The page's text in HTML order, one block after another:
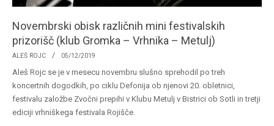
Novembrski obisk različnih mini festivalskih
prizorišč (klub Gromka – Vrhnika – Metulj)
2019-
12-
05
ALEŠ ROJC 05/12/2019
Aleš Rojc se je v mesecu novembru slušno sprehodil po treh
koncertnih dogodkih, po ciklu Defonija ob njenovi 20. obletnici,
festivalu založbe Zvočni prepihi v Klubu Metulj v Bistrici ob Sotli in tretji
ediciji vrhniškega festivala Rojišče.